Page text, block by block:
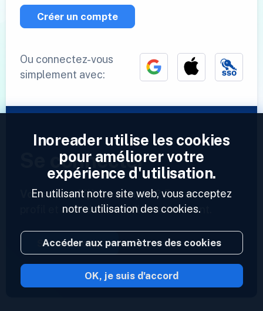
Créer un compte
Ou connectez-vous
simplement avec:
Se connecter
Vous avez déjà un compte ? Entrez votre
profil et accédez à vos flux maintenant.
Se connecter
2023 © Inoreader
Inoreader utilise les cookies
pour améliorer votre
expérience d'utilisation.
En utilisant notre site web, vous acceptez
notre utilisation des cookies.
Accéder aux paramètres des cookies
OK, je suis d'accord